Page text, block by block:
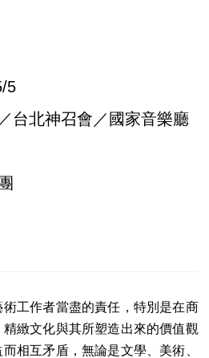
5
台北神召會／國家音樂廳
工作者當盡的責任，特別是在商
緻文化與其所塑造出來的價值觀
相互矛盾，無論是文學、美術、